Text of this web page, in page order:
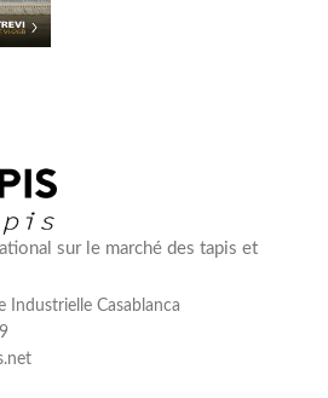
sur le marché des tapis et
Industrielle Casablanca